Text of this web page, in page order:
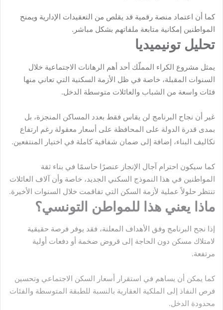
كما أن اعتماد منصة رقمية قد يقلص من التعقيدات الإدارية ويمنح
المواطنين إمكانية متابعة ملفاتهم بشكل مباشر.
تحليل تونيميديا
يمثل مشروع الكراء المملّك أحد أهم الرهانات الاجتماعية خلال
السنوات المقبلة، خاصة في ظل الأزمة السكنية التي تعاني منها
فئات واسعة من الشباب والعائلات متوسطة الدخل.
غير أن نجاح البرنامج لن يقاس فقط بعدد المساكن المنجزة، بل
بمدى قدرة الدولة على المحافظة على أسعار معقولة رغم ارتفاع
تكاليف البناء، إضافة إلى ضمان شفافية كاملة في اختيار المنتفعين.
كما سيكون احترام آجال الإنجاز عنصرًا حاسمًا في بناء ثقة
المواطنين في هذا النموذج السكني الجديد، خاصة وأن آلاف العائلات
تنتظر حلولاً عملية لأزمة السكن التي تفاقمت خلال السنوات الأخيرة.
ماذا يعني هذا للمواطن التونسي؟
إذا نجح البرنامج وفق الأهداف المعلنة، فقد يوفر فرصة حقيقية
لامتلاك مسكن دون الحاجة إلى قروض ضخمة أو دفعات أولية
مرتفعة.
كما يمكن أن يساهم في استقرار أسعار السكن الاجتماعي وتحسين
فرص النفاذ إلى الملكية العقارية بالنسبة للطبقة المتوسطة والفئات
محدودة الدخل.